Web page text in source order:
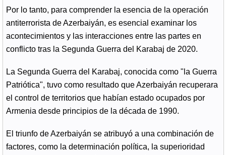
Por lo tanto, para comprender la esencia de la operación
antiterrorista de Azerbaiyán, es esencial examinar los
acontecimientos y las interacciones entre las partes en
conflicto tras la Segunda Guerra del Karabaj de 2020.
La Segunda Guerra del Karabaj, conocida como "la Guerra
Patriótica", tuvo como resultado que Azerbaiyán recuperara
el control de territorios que habían estado ocupados por
Armenia desde principios de la década de 1990.
El triunfo de Azerbaiyán se atribuyó a una combinación de
factores, como la determinación política, la superioridad